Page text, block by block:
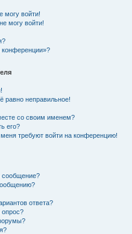
могу войти!
могу войти!
конференции»?
равно неправильное!
со своим именем?
его?
требуют войти на конференцию!
сообщение?
ответа?
опрос?